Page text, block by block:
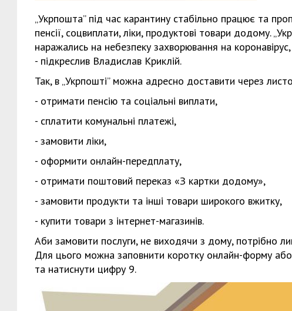
„Укрпошта” під час карантину стабільно працює та
пенсії, соцвиплати, ліки, продуктові товари додому.
наражались на небезпеку захворювання на
- підкреслив Владислав Криклій.
Так, в „Укрпошті” можна адресно доставити через
- отримати пенсію та соціальні виплати,
- сплатити комунальні платежі,
- замовити ліки,
- оформити онлайн-передплату,
- отримати поштовий переказ «З картки додому»,
- замовити продукти та інші товари широкого вжитку,
- купити товари з інтернет-магазинів.
Аби замовити послуги, не виходячи з дому, потрібно
Для цього можна заповнити коротку онлайн-форму
та натиснути цифру 9.